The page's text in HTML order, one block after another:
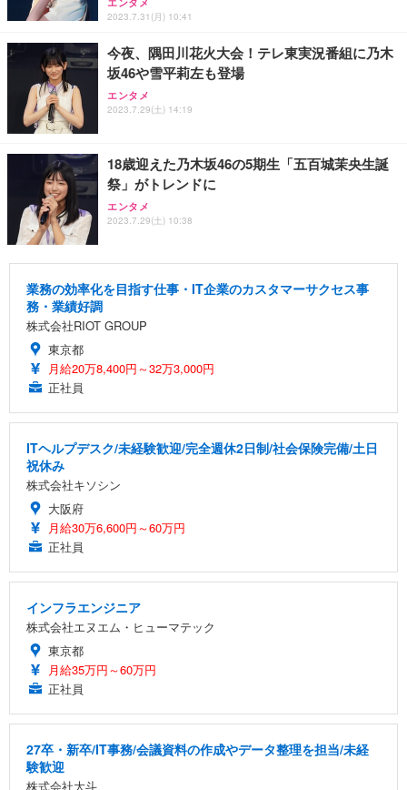
2023.7.31(月) 10:41
今夜、隅田川花火大会！テレ東実況番組に乃木
坂46や雪平莉左も登場
エンタメ
2023.7.29(土) 14:19
18歳迎えた乃木坂46の5期生「五百城茉央生誕
祭」がトレンドに
エンタメ
2023.7.29(土) 10:38
業務の効率化を目指す仕事・IT企業のカスタマーサクセス事
務・業績好調
株式会社RIOT GROUP
東京都
月給20万8,400円～32万3,000円
正社員
ITヘルプデスク/未経験歓迎/完全週休2日制/社会保険完備/土日
祝休み
株式会社キソシン
大阪府
月給30万6,600円～60万円
正社員
インフラエンジニア
株式会社エヌエム・ヒューマテック
東京都
月給35万円～60万円
正社員
27卒・新卒/IT事務/会議資料の作成やデータ整理を担当/未経
験歓迎
株式会社大斗